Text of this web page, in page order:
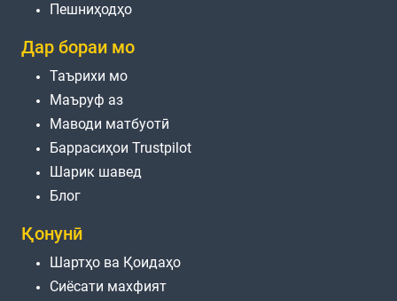
Пешниҳодҳо
Дар бораи мо
Таърихи мо
Маъруф аз
Маводи матбуотӣ
Баррасиҳои Trustpilot
Шарик шавед
Блог
Қонунӣ
Шартҳо ва Қоидаҳо
Сиёсати махфият